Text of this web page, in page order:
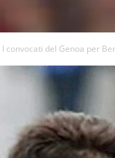
I convocati del Genoa per